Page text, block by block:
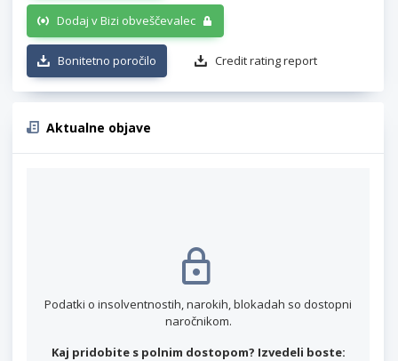
Dodaj v Bizi obveščevalec
Bonitetno poročilo Credit rating report
Aktualne objave
Podatki o insolventnostih, narokih, blokadah so dostopni
naročnikom.
Kaj pridobite s polnim dostopom? Izvedeli boste: